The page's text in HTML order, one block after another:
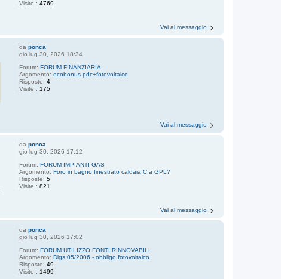
Visite :4769
Vai al messaggio
daponca
gio lug 30, 2026 18:34
Forum: FORUM FINANZIARIA
Argomento:ecobonus pdc+fotovoltaico
Risposte:4
Visite :175
Vai al messaggio
daponca
gio lug 30, 2026 17:12
Forum:FORUM IMPIANTI GAS
Argomento:Foro in bagno finestrato caldaia C a GPL?
Risposte:5
Visite :821
Vai al messaggio
daponca
gio lug 30, 2026 17:02
Forum:FORUM UTILIZZO FONTI RINNOVABILI
Argomento:Dlgs 05/2006 - obbligo fotovoltaico
Risposte:49
Visite : 1499